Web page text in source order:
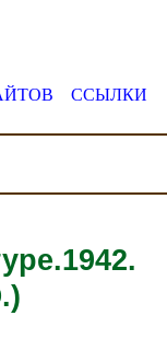
ССЫЛКИ